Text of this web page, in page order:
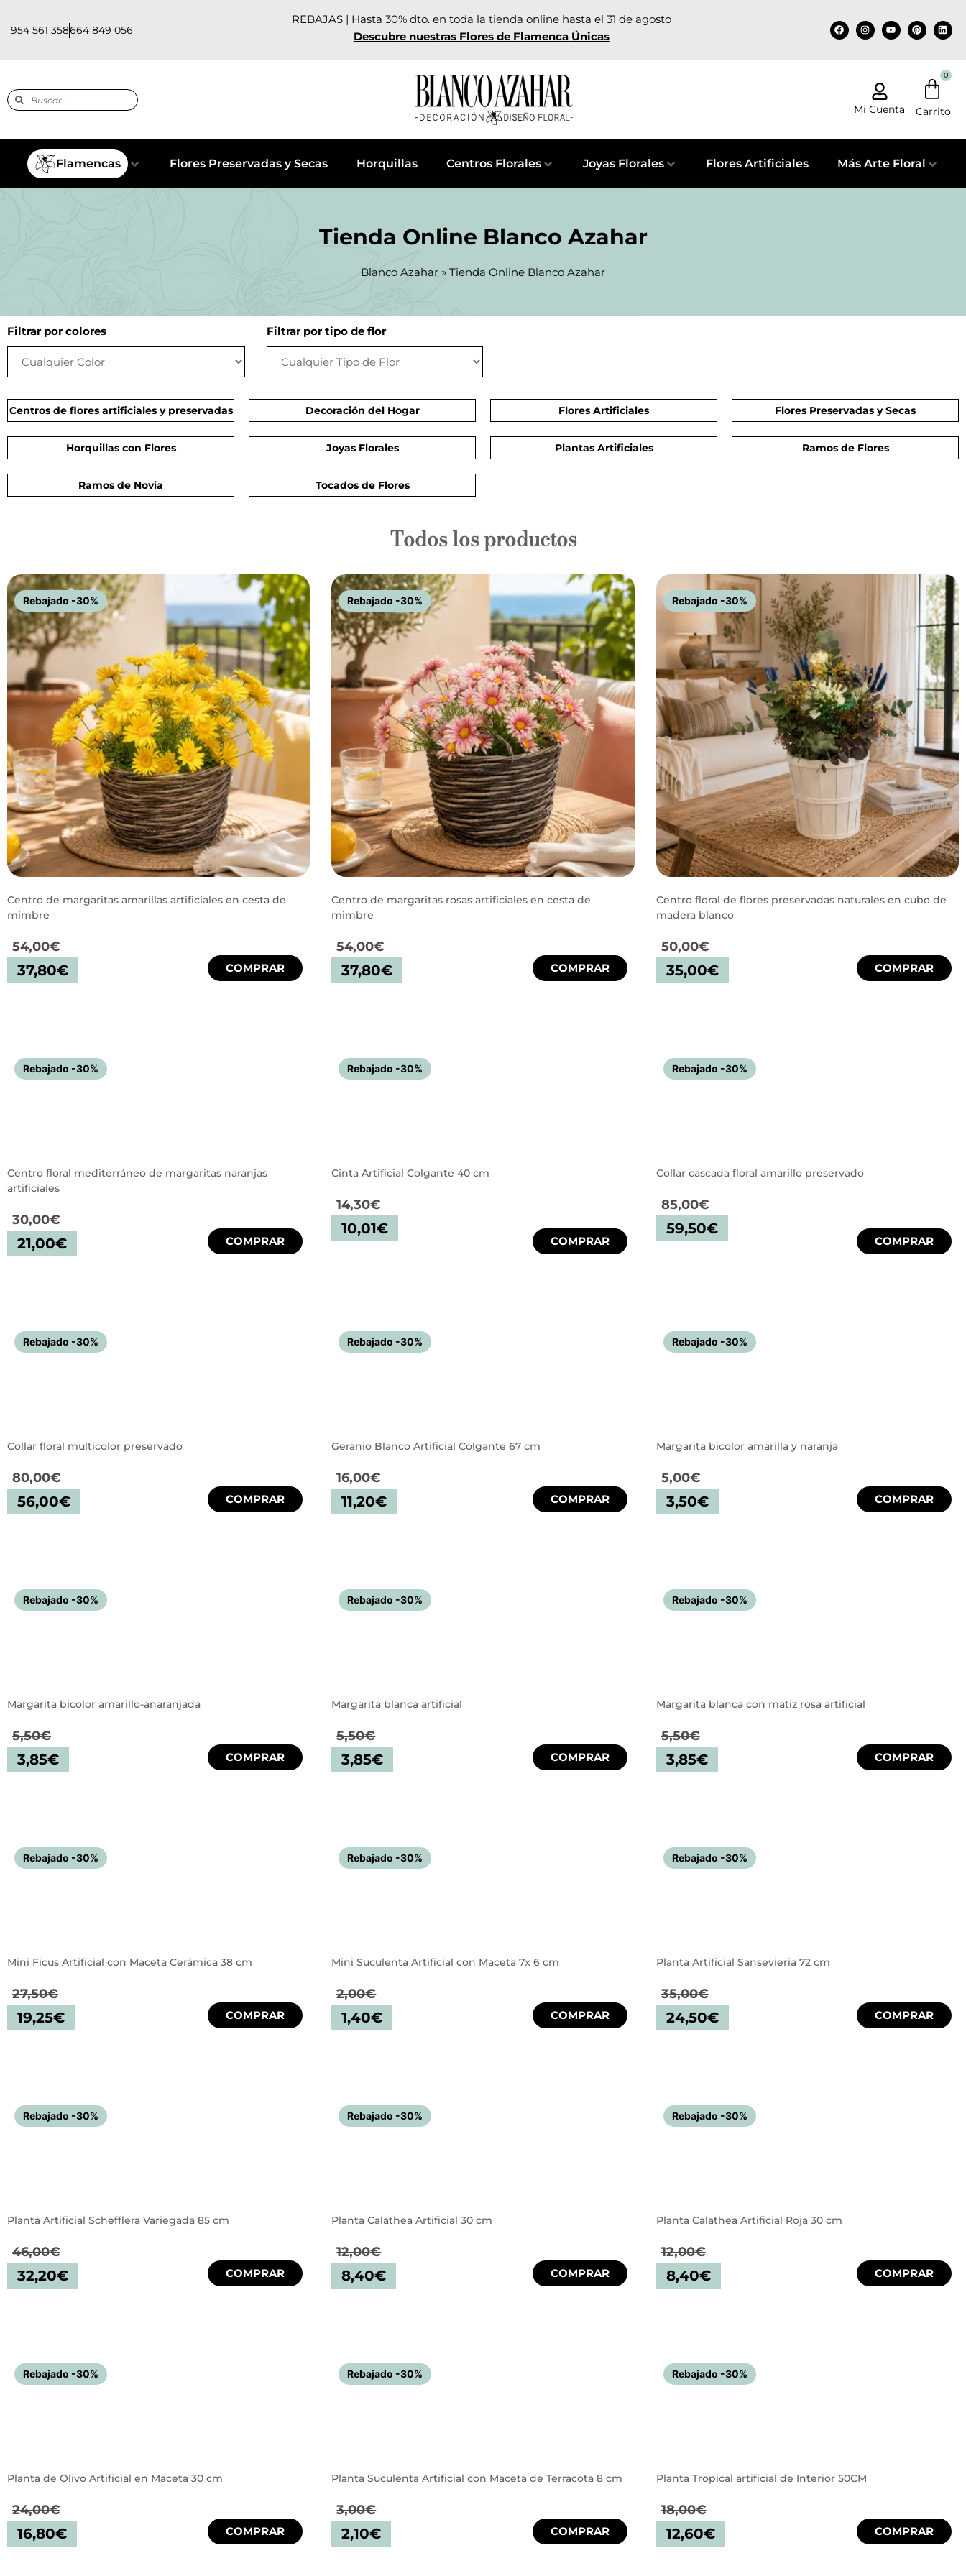
954 561 358664 849 056
REBAJAS | Hasta 30% dto. en toda la tienda online hasta el 31 de agosto
Descubre nuestras Flores de Flamenca Únicas
Mi Cuenta
0
Flamencas Flores Preservadas y Secas Horquillas Centros Florales Joyas Florales Flores Artificiales Más Arte Floral
Tienda Online Blanco Azahar
Blanco Azahar » Tienda Online Blanco Azahar
Filtrar por colores Filtrar por tipo de flor
Centros de flores artificiales y preservadas Decoración del Hogar Flores Artificiales Flores Preservadas y Secas
Horquillas con Flores Joyas Florales Plantas Artificiales Ramos de Flores
Ramos de Novia Tocados de Flores
Todos los productos
Rebajado -30%
Centro de margaritas amarillas artificiales en cesta de
mimbre
54,00€
37,80€ COMPRAR
Rebajado -30%
Centro de margaritas rosas artificiales en cesta de
mimbre
54,00€
37,80€ COMPRAR
Rebajado -30%
Centro floral de flores preservadas naturales en cubo de
madera blanco
50,00€
35,00€ COMPRAR
Rebajado -30%
Centro floral mediterráneo de margaritas naranjas
artificiales
30,00€
21,00€ COMPRAR
Rebajado -30%
Cinta Artificial Colgante 40 cm
14,30€
10,01€
COMPRAR
Rebajado -30%
Collar cascada floral amarillo preservado
85,00€
59,50€
COMPRAR
Rebajado -30%
Collar floral multicolor preservado
80,00€
56,00€ COMPRAR
Rebajado -30%
Geranio Blanco Artificial Colgante 67 cm
16,00€
11,20€ COMPRAR
Rebajado -30%
Margarita bicolor amarilla y naranja
5,00€
3,50€ COMPRAR
Rebajado -30%
Margarita bicolor amarillo-anaranjada
5,50€
3,85€ COMPRAR
Rebajado -30%
Margarita blanca artificial
5,50€
3,85€ COMPRAR
Rebajado -30%
Margarita blanca con matiz rosa artificial
5,50€
3,85€ COMPRAR
Rebajado -30%
Mini Ficus Artificial con Maceta Cerámica 38 cm
27,50€
19,25€ COMPRAR
Rebajado -30%
Mini Suculenta Artificial con Maceta 7x 6 cm
2,00€
1,40€ COMPRAR
Rebajado -30%
Planta Artificial Sansevieria 72 cm
35,00€
24,50€ COMPRAR
Rebajado -30%
Planta Artificial Schefflera Variegada 85 cm
46,00€
32,20€ COMPRAR
Rebajado -30%
Planta Calathea Artificial 30 cm
12,00€
8,40€ COMPRAR
Rebajado -30%
Planta Calathea Artificial Roja 30 cm
12,00€
8,40€ COMPRAR
Rebajado -30%
Planta de Olivo Artificial en Maceta 30 cm
24,00€
16,80€ COMPRAR
Rebajado -30%
Planta Suculenta Artificial con Maceta de Terracota 8 cm
3,00€
2,10€ COMPRAR
Rebajado -30%
Planta Tropical artificial de Interior 50CM
18,00€
12,60€ COMPRAR